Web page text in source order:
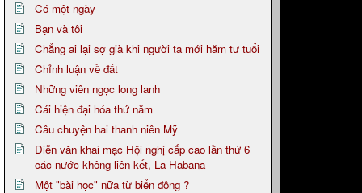
Có một ngày
Bạn và tôi
Chẳng ai lại sợ già khi người ta mới hăm tư tuổi
Chỉnh luận về đất
Những viên ngọc long lanh
Cái hiện đại hóa thứ năm
Câu chuyện hai thanh niên Mỹ
Diễn văn khai mạc Hội nghị cấp cao lần thứ 6
các nước không liên kết, La Habana
Một "bài học" nữa từ biển đông ?